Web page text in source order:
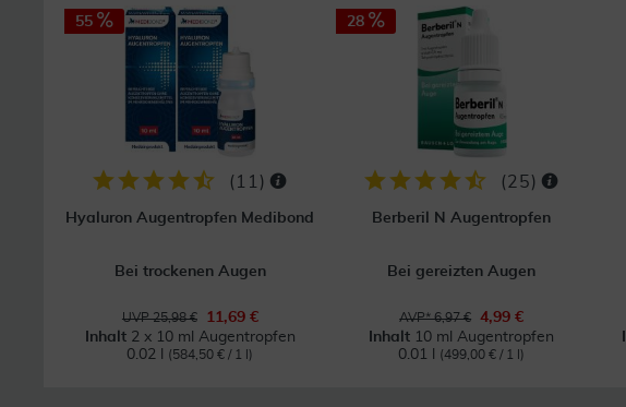
55
( 11 )
Hyaluron Augentropfen Medibond
Bei trockenen Augen
UVP 25,98 €
11,69 €
Inhalt 2 x 10 ml Augentropfen
0.02 l
(584,50 € / 1 l)
28
(25)
Berberil N Augentropfen
Bei gereizten Augen
AVP* 6,97 €
4,99 €
Inhalt 10 ml Augentropfen
0.01 l
(499,00 € / 1 l)